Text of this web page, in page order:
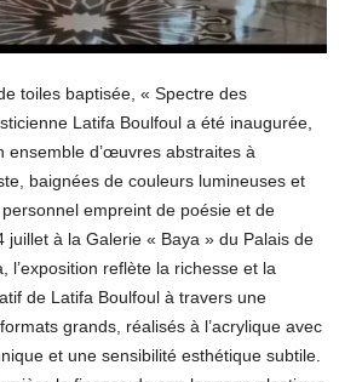
toiles baptisée, « Spectre des
Latifa Boulfoul a été inaugurée,
ensemble d’œuvres abstraites à
baignées de couleurs lumineuses et
empreint de poésie et de
juillet à la Galerie « Baya » du Palais de
l’exposition reflète la richesse et la
de Latifa Boulfoul à travers une
grands, réalisés à l’acrylique avec
et une sensibilité esthétique subtile.